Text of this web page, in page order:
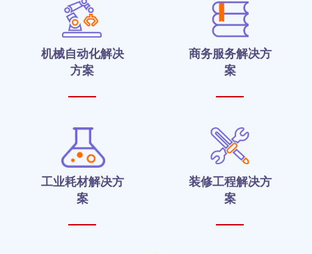
机械自动化解决
方案
商务服务解决方
案
工业耗材解决方
案
装修工程解决方
案